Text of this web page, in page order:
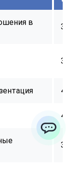
в
32
32
40
40
32